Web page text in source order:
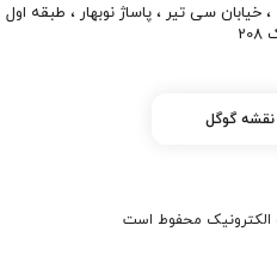
خیابان سی تیر ، پاساژ نوبهار ، طبقه اول
نقشه گوگل
الکترونیک محفوط است